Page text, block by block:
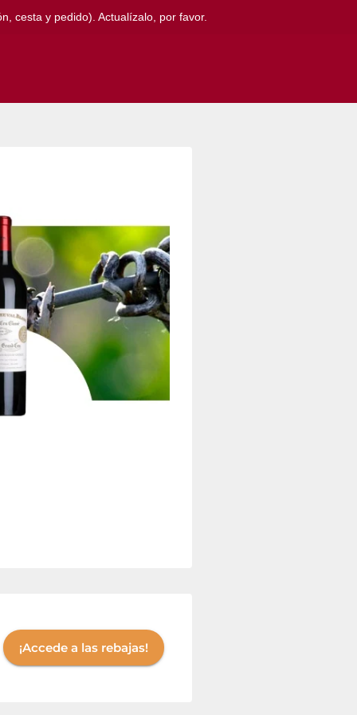
cesta y pedido). Actualízalo, por favor.
¡Accede a las rebajas!